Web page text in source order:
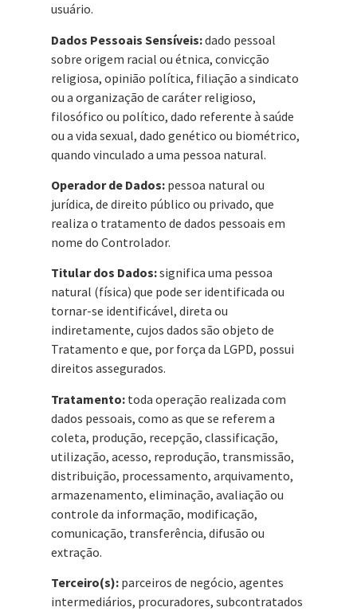
usuário.
Dados Pessoais Sensíveis:dado pessoal
sobre origem racial ou étnica, convicção
religiosa, opinião política, filiação a sindicato
ou a organização de caráter religioso,
filosófico ou político, dado referente à saúde
ou a vida sexual, dado genético ou biométrico,
quando vinculado a uma pessoa natural.
Operador de Dados: pessoa natural ou
jurídica, de direito público ou privado, que
realiza o tratamento de dados pessoais em
nome do Controlador.
Titular dos Dados:significa uma pessoa
natural (física) que pode ser identificada ou
tornar-se identificável, direta ou
indiretamente, cujos dados são objeto de
Tratamento e que, por força da LGPD, possui
direitos assegurados.
Tratamento: toda operação realizada com
dados pessoais, como as que se referem a
coleta, produção, recepção, classificação,
utilização, acesso, reprodução, transmissão,
distribuição, processamento, arquivamento,
armazenamento, eliminação, avaliação ou
controle da informação, modificação,
comunicação, transferência, difusão ou
extração.
Terceiro(s): parceiros de negócio, agentes
intermediários, procuradores, subcontratados